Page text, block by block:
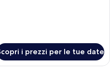
i prezzi per le tue date